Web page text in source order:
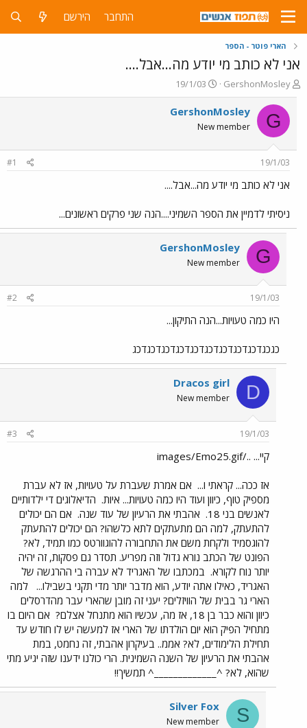
התחבר הירשם
הארי פוטר - הספר
אני לא כותב מי יודע מה...אבל....
פ
ו
ת
ח
ה
ש
א
GershonMosley
פ
ו
ר
ם
ר
19/1/03
G
GershonMosley
New member
19/1/03
#1
אני לא כותב מי יודע מה...אבל....
ניסיתי לדמיין את הספר השמיני....הנה שני פרקים ראשונים...
G
GershonMosley
New member
19/1/03
#2
היו כמה טעויות...הנה התיקון...
כגכגדכגדכגדכגדכגדכגדכגדכגדכגדכג
D
Dracos girl
New member
19/1/03
#3
קיי... ../images/Emo25.gif
אז ככה... קראתי ו... אם אמרת שעברת על טעויות, אז לא עברת
מספיק טוף, כיוון ועוד היו כמה טעויות... איות. הדיאלוגים די ילדותיים
לאנשים בני 18.
אהבתי את הרעיון של עוד שנה. אם הם יכולים
להתעתק, למה הם מתעתקים לתא כלשהו? הם יכולים להתעתק
להוגסמיד ולקחת משם את התחבורה להוגוורטס כמו תמיד, לא?
הפונט של הכתב נורא גדול וזה מפריע. תסדר גם פסקות, זה יהיה
יותר נוח לקורא. במכתבו של האגריד לא עברה בי ההרגשה של
האגריד, כאילו אתה יודע, הוא מדבר יותר מדי תקני בשבילו... למה
הארי גר בבית של הוויזלים? יעני זה מובן שהארי עבר מהדרסלים
כיוון והוא כבר בן 18, אז מה, עכשיו הוא מתנחל אצלם?
אם היום בו
מתחיל הפיק הוא יום הולדתו של הארי אז למעשה יש לו חודש עד
תחילת הלימודים, לא? אממ.. בעיקרון אהבתי, זה נחמט, במת
אהבתי את הרעיון של השנה השמינית. הרי כולנו ידענו שזה יגיע מתי
שהוא, לא? ^_____________^ תמשיך!!
S
Silver Fox
New member